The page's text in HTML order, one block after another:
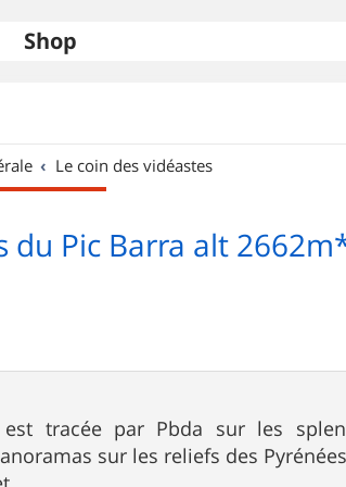
Shop
Le coin des vidéastes
du Pic Barra alt
tracée par Pbda sur les
sur les reliefs des